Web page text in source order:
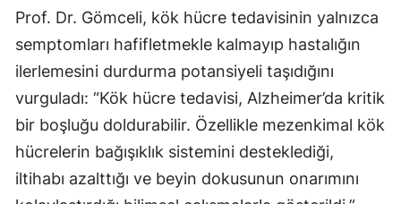
Prof. Dr. Gömceli, kök hücre tedavisinin yalnızca
semptomları hafifletmekle kalmayıp hastalığın
ilerlemesini durdurma potansiyeli taşıdığını
vurguladı: “Kök hücre tedavisi, Alzheimer’da kritik
bir boşluğu doldurabilir. Özellikle mezenkimal kök
hücrelerin bağışıklık sistemini desteklediği,
iltihabı azalttığı ve beyin dokusunun onarımını